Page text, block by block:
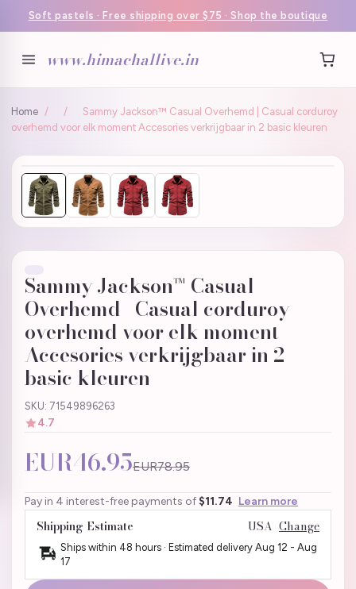
Soft pastels · Free shipping over $75 · Shop the boutique
www.himachallive.in
Home / /
Sammy Jackson™ Casual Overhemd | Casual corduroy
overhemd voor elk moment Accesories verkrijgbaar in 2 basic kleuren
Sammy Jackson™ Casual
Overhemd | Casual corduroy
overhemd voor elk moment
Accesories verkrijgbaar in 2
basic kleuren
SKU: 71549896263
4.7
EUR46.95EUR78.95
Pay in 4 interest-free payments of $11.74 Learn more
Shipping Estimate USA Change
Ships within 48 hours · Estimated delivery Aug 12 - Aug
17